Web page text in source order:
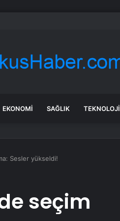
Ali Kemal Deveciler CHP’den istifa etti
EKONOMI SAĞLIK TEKNOLOJI
Sesler yükseldi!
seçim